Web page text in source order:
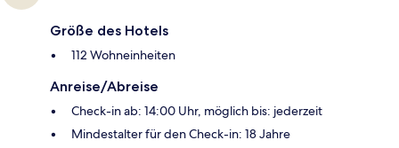
Größe des Hotels
112 Wohneinheiten
Anreise/Abreise
Check-in ab: 14:00 Uhr, möglich bis: jederzeit
Mindestalter für den Check-in: 18 Jahre